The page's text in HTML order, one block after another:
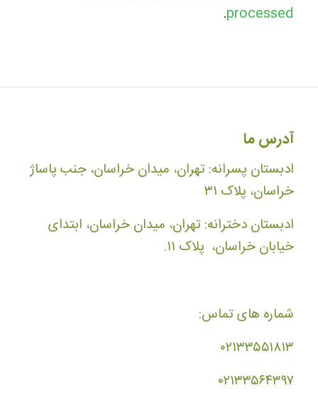
processed
.
آدرس ما
ادبستان پسرانه: تهران، میدان خراسان، جنب پاساژ
خراسان، پلاک ۳۱
ادبستان دخترانه: تهران، میدان خراسان، ابتدای
خیابان خراسان، پلاک ۱۱.
شماره های تماس:
۰۲۱۳۳۵۵۱۸۱۳
۰۲۱۳۳۵۶۴۳۹۷